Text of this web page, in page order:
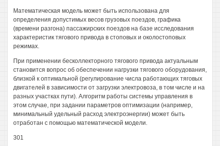
Математическая модель может быть использована для
определения допустимых весов грузовых поездов, графика
(времени разгона) пассажирских поездов на базе исследования
характеристик тягового привода в стоповых и околостоповых
режимах.
При применении бесколлекторного тягового привода актуальным
становится вопрос об обеспечении нагрузки тягового оборудования,
близкой к оптимальной (регулирование числа работающих тяговых
двигателей в зависимости от загрузки электровоза, в том числе и на
разных участках пути). Алгоритм работы системы управления в
этом случае, при задании параметров оптимизации (например,
минимальный удельный расход электроэнергии) может быть
отработан с помощью математической модели.
301